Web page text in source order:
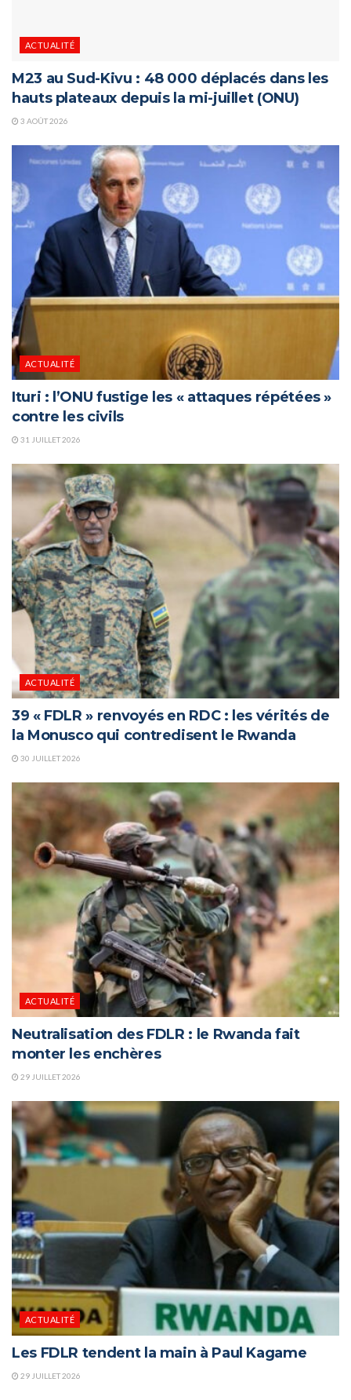
ACTUALITÉ
M23 au Sud-Kivu : 48 000 déplacés dans les
hauts plateaux depuis la mi-juillet (ONU)
3 AOÛT 2026
ACTUALITÉ
Ituri : l’ONU fustige les « attaques répétées »
contre les civils
31 JUILLET 2026
ACTUALITÉ
39 « FDLR » renvoyés en RDC : les vérités de
la Monusco qui contredisent le Rwanda
30 JUILLET 2026
ACTUALITÉ
Neutralisation des FDLR : le Rwanda fait
monter les enchères
29 JUILLET 2026
ACTUALITÉ
Les FDLR tendent la main à Paul Kagame
29 JUILLET 2026